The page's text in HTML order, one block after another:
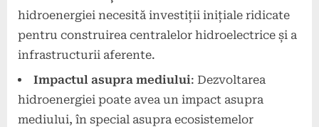
hidroenergiei necesită investiții inițiale ridicate
pentru construirea centralelor hidroelectrice și a
infrastructurii aferente.
Impactul asupra mediului: Dezvoltarea
hidroenergiei poate avea un impact asupra
mediului, în special asupra ecosistemelor